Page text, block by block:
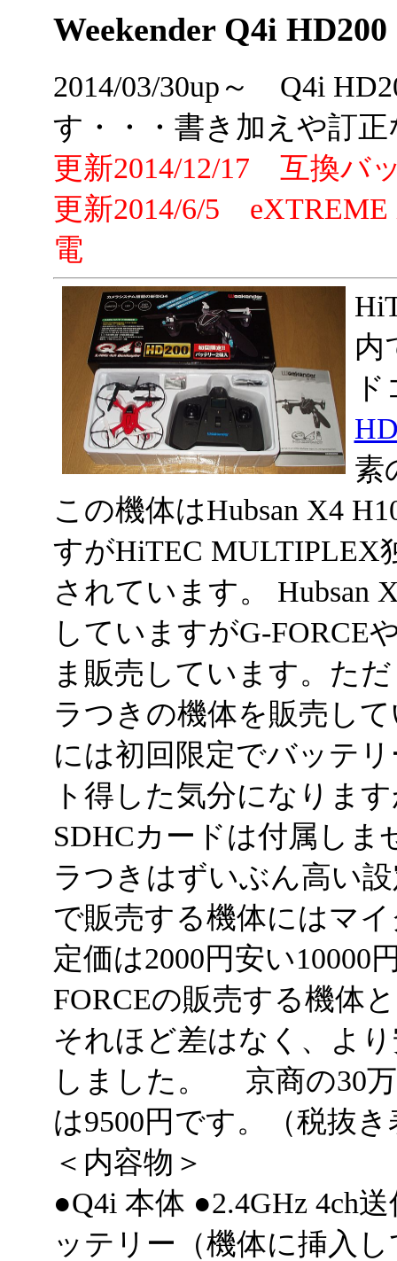
Weekender Q4i HD200
2014/03/30up～ Q4i
す・・・書き加えや訂
更新2014/12/17 互換バ
更新2014/6/5
電
内
素
この機体はHubsan X4
すがHiTEC MULTIPLEX
されています。 Hubsan
していますがG-FORCE
ま販売しています。た
ラつきの機体を販売し
には初回限定でバッテ
ト得した気分になりま
SDHCカードは付属しま
ラつきはずいぶん高い
で販売する機体にはマ
定価は2000円安い10000
FORCEの販売する機体
それほど差はなく、よ
しました。 京商の30
は9500円です。（税抜き
＜内容物＞
●Q4i 本体 ●2.4GHz 4ch
ッテリー（機体に挿入